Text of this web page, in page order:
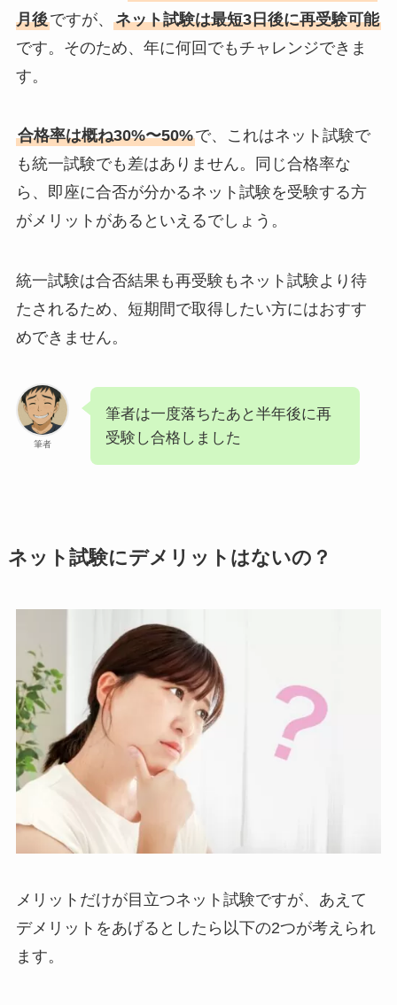
月後ですが、 ネット試験は最短3日後に再受験可能
です。そのため、年に何回でもチャレンジできま
す。
合格率は概ね30%〜50%で、これはネット試験で
も統一試験でも差はありません。同じ合格率な
ら、即座に合否が分かるネット試験を受験する方
がメリットがあるといえるでしょう。
統一試験は合否結果も再受験もネット試験より待
たされるため、短期間で取得したい方にはおすす
めできません。
筆者
筆者は一度落ちたあと半年後に再
受験し合格しました
ネット試験にデメリットはないの？
メリットだけが目立つネット試験ですが、あえて
デメリットをあげるとしたら以下の2つが考えられ
ます。